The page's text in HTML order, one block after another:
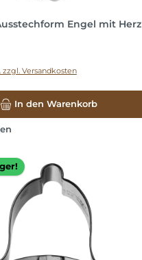
Engel mit Herz
Versandkosten
In den Warenkorb